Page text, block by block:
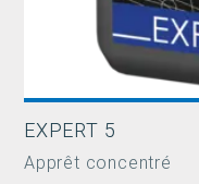
EXPERT 5
Apprêt concentré